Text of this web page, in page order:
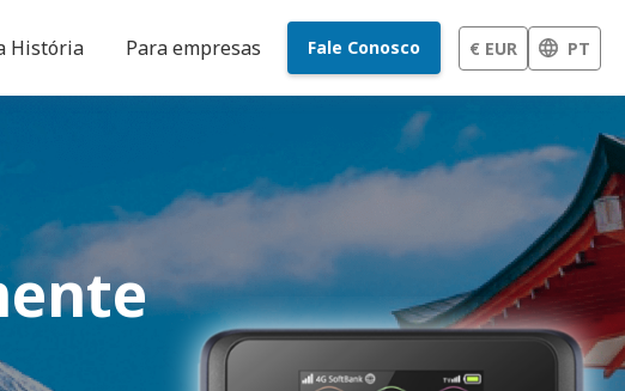
História Para empresas Fale Conosco € EUR PT